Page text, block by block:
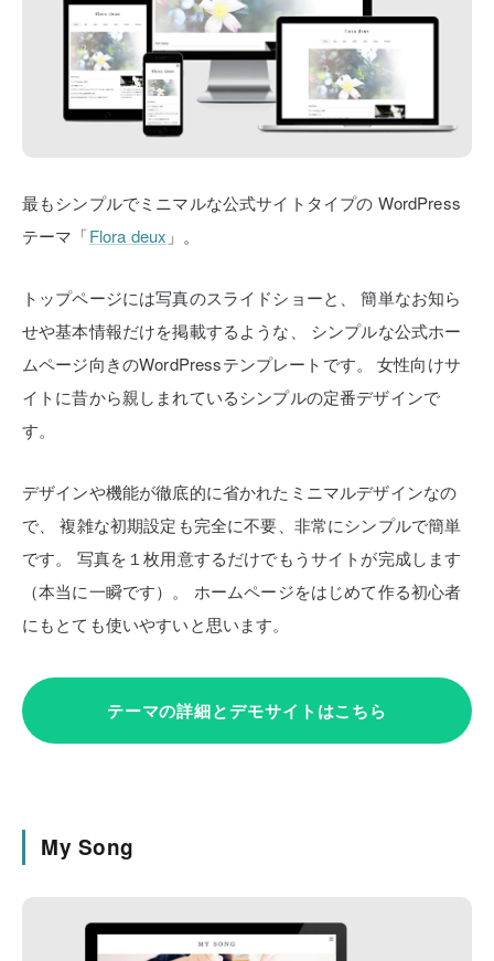
最もシンプルでミニマルな公式サイトタイプの WordPress
テーマ「Flora deux 」。
トップページには写真のスライドショーと、
簡単なお知ら
せや基本情報だけを掲載するような、
シンプルな公式ホー
ムページ向きのWordPressテンプレートです。
女性向けサ
イトに昔から親しまれているシンプルの定番デザインで
す。
デザインや機能が徹底的に省かれたミニマルデザインなの
で、
複雑な初期設定も完全に不要、非常にシンプルで簡単
です。
写真を１枚用意するだけでもうサイトが完成します
（本当に一瞬です）。
ホームページをはじめて作る初心者
にもとても使いやすいと思います。
テーマの詳細とデモサイトはこちら
My Song